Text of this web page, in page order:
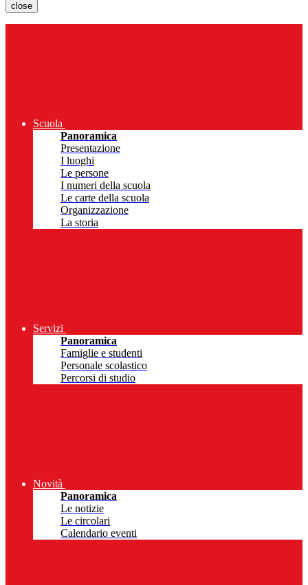
close
Scuola
Panoramica
Presentazione
I luoghi
Le persone
I numeri della scuola
Le carte della scuola
Organizzazione
La storia
Servizi
Panoramica
Famiglie e studenti
Personale scolastico
Percorsi di studio
Novità
Panoramica
Le notizie
Le circolari
Calendario eventi